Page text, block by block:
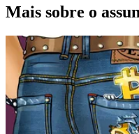
Mais sobre o